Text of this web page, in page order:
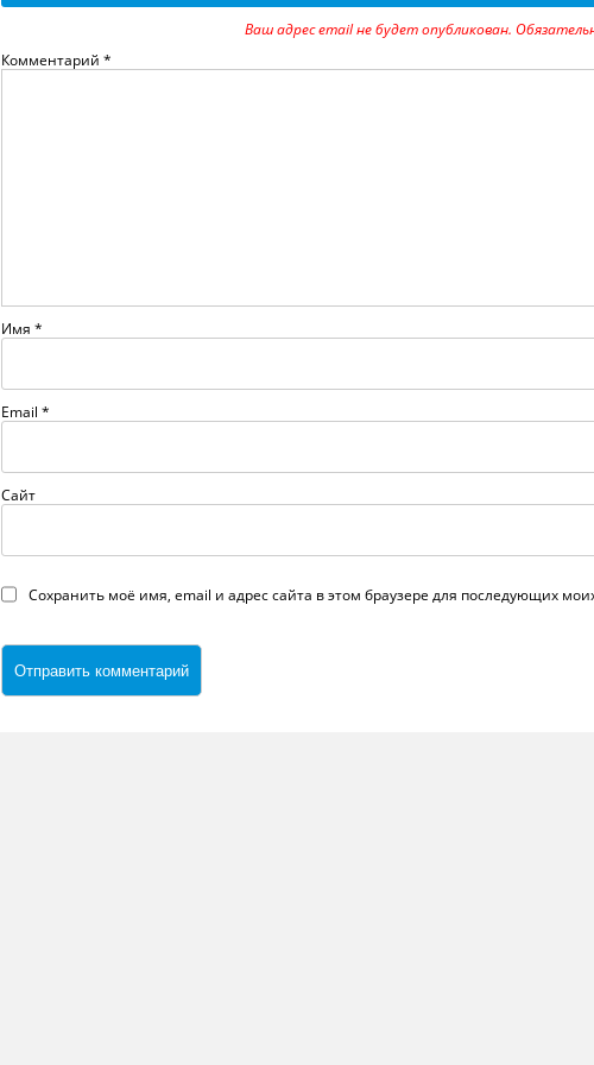
Ваш адрес email не будет опубликован.
Комментарий *
Имя *
Email *
Сайт
Сохранить моё имя, email и адрес сайта в этом браузере для последующих